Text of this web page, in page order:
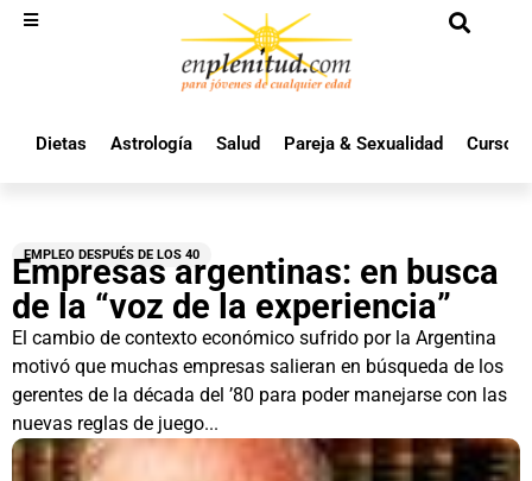
Dietas Astrología Salud Pareja & Sexualidad Cursos
EMPLEO DESPUÉS DE LOS 40
Empresas argentinas: en busca
de la “voz de la experiencia”
El cambio de contexto económico sufrido por la Argentina
motivó que muchas empresas salieran en búsqueda de los
gerentes de la década del ’80 para poder manejarse con las
nuevas reglas de juego...